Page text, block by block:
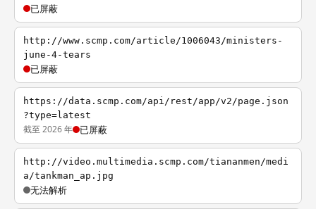
已屏蔽
http://www.scmp.com/article/1006043/ministers-
june-4-tears
已屏蔽
https://data.scmp.com/api/rest/app/v2/page.json
?type=latest
截至 2026 年 已屏蔽
http://video.multimedia.scmp.com/tiananmen/medi
a/tankman_ap.jpg
无法解析